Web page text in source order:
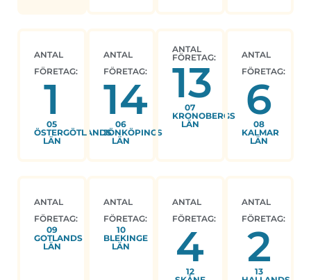
ANTAL
FÖRETAG:
1
05
ÖSTERGÖTLANDS
LÄN
ANTAL
FÖRETAG:
14
06
JÖNKÖPINGS
LÄN
ANTAL
FÖRETAG:
13
07
KRONOBERGS
LÄN
ANTAL
FÖRETAG:
6
08
KALMAR
LÄN
ANTAL
FÖRETAG:
09
GOTLANDS
LÄN
ANTAL
FÖRETAG:
10
BLEKINGE
LÄN
ANTAL
FÖRETAG:
4
12
ANTAL
FÖRETAG:
2
13